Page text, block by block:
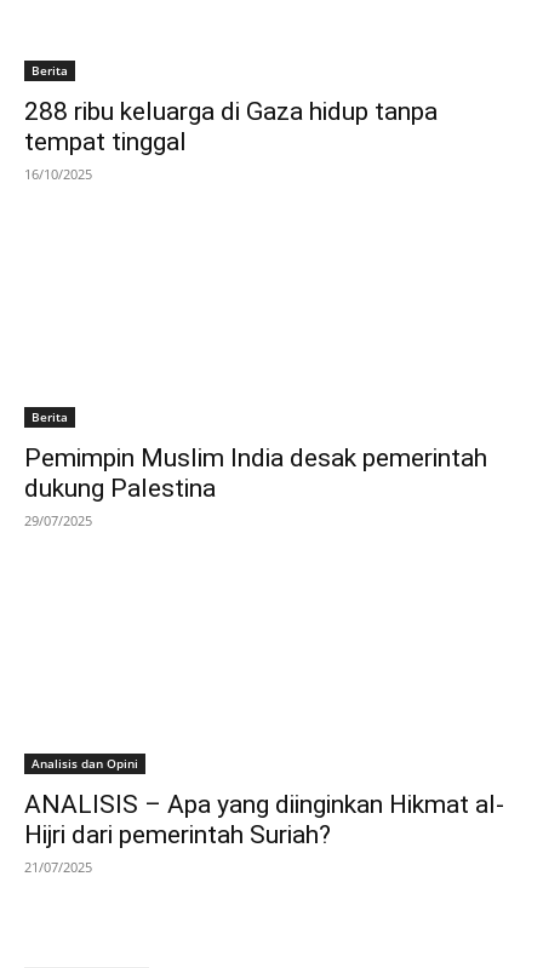
Berita
288 ribu keluarga di Gaza hidup tanpa
tempat tinggal
16/10/2025
Berita
Pemimpin Muslim India desak pemerintah
dukung Palestina
29/07/2025
Analisis dan Opini
ANALISIS – Apa yang diinginkan Hikmat al-
Hijri dari pemerintah Suriah?
21/07/2025